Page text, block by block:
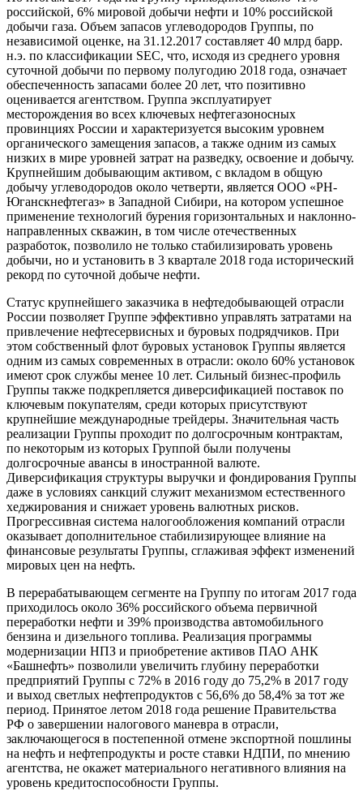
российской, 6% мировой добычи нефти и 10% российской
добычи газа. Объем запасов углеводородов Группы, по
независимой оценке, на 31.12.2017 составляет 40 млрд барр.
н.э. по классификации SEC, что, исходя из среднего уровня
суточной добычи по первому полугодию 2018 года, означает
обеспеченность запасами более 20 лет, что позитивно
оценивается агентством. Группа эксплуатирует
месторождения во всех ключевых нефтегазоносных
провинциях России и характеризуется высоким уровнем
органического замещения запасов, а также одним из самых
низких в мире уровней затрат на разведку, освоение и добычу.
Крупнейшим добывающим активом, с вкладом в общую
добычу углеводородов около четверти, является ООО «РН-
Юганскнефтегаз» в Западной Сибири, на котором успешное
применение технологий бурения горизонтальных и наклонно-
направленных скважин, в том числе отечественных
разработок, позволило не только стабилизировать уровень
добычи, но и установить в 3 квартале 2018 года исторический
рекорд по суточной добыче нефти.
Статус крупнейшего заказчика в нефтедобывающей отрасли
России позволяет Группе эффективно управлять затратами на
привлечение нефтесервисных и буровых подрядчиков. При
этом собственный флот буровых установок Группы является
одним из самых современных в отрасли: около 60% установок
имеют срок службы менее 10 лет. Сильный бизнес-профиль
Группы также подкрепляется диверсификацией поставок по
ключевым покупателям, среди которых присутствуют
крупнейшие международные трейдеры. Значительная часть
реализации Группы проходит по долгосрочным контрактам,
по некоторым из которых Группой были получены
долгосрочные авансы в иностранной валюте.
Диверсификация структуры выручки и фондирования Группы
даже в условиях санкций служит механизмом естественного
хеджирования и снижает уровень валютных рисков.
Прогрессивная система налогообложения компаний отрасли
оказывает дополнительное стабилизирующее влияние на
финансовые результаты Группы, сглаживая эффект изменений
мировых цен на нефть.
В перерабатывающем сегменте на Группу по итогам 2017 года
приходилось около 36% российского объема первичной
переработки нефти и 39% производства автомобильного
бензина и дизельного топлива. Реализация программы
модернизации НПЗ и приобретение активов ПАО АНК
«Башнефть» позволили увеличить глубину переработки
предприятий Группы с 72% в 2016 году до 75,2% в 2017 году
и выход светлых нефтепродуктов с 56,6% до 58,4% за тот же
период. Принятое летом 2018 года решение Правительства
РФ о завершении налогового маневра в отрасли,
заключающегося в постепенной отмене экспортной пошлины
на нефть и нефтепродукты и росте ставки НДПИ, по мнению
агентства, не окажет материального негативного влияния на
уровень кредитоспособности Группы.